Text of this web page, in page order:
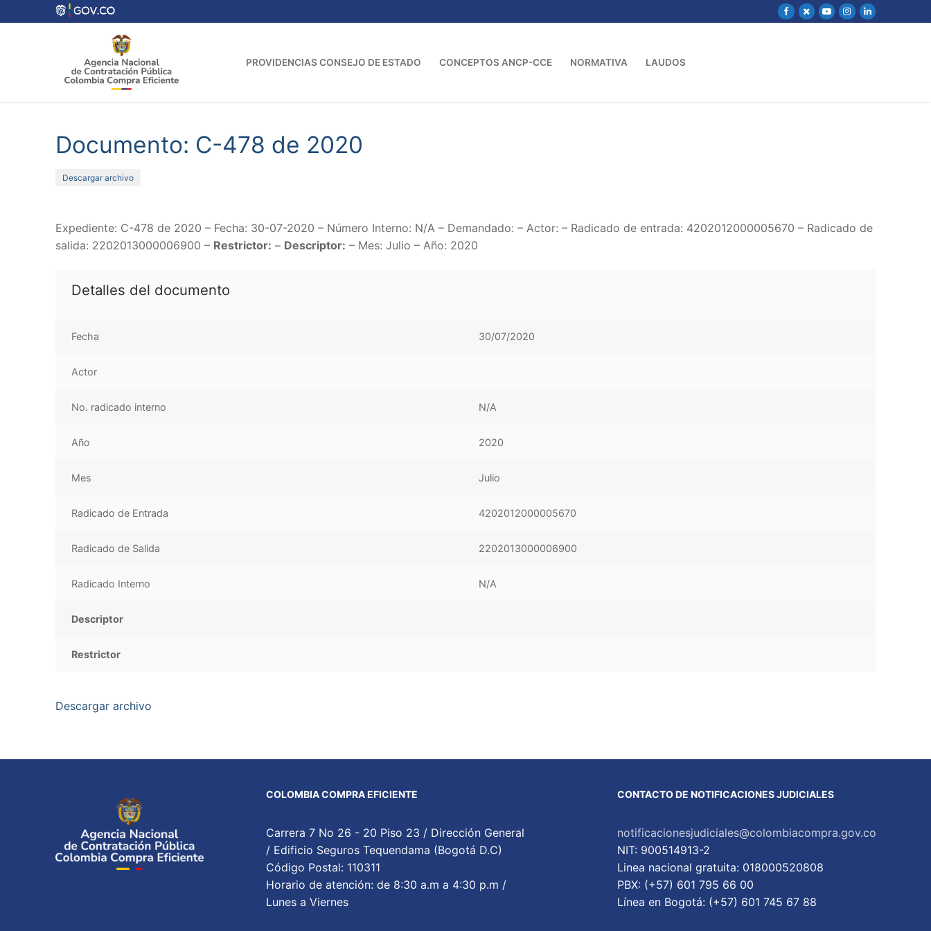
al
PROVIDENCIAS CONSEJO DE ESTADO CONCEPTOS ANCP-CCE NORMATIVA LAUDOS
Documento: C-478 de 2020
Descargar archivo
Expediente: C-478 de 2020 – Fecha: 30-07-2020 – Número Interno: N/A – Demandado: – Actor: – Radicado de entrada: 4202012000005670 – Radicado de
salida: 2202013000006900 – Restrictor: – Descriptor: – Mes: Julio – Año: 2020
Detalles del documento
Fecha 30/07/2020
Actor
No. radicado interno N/A
Año 2020
Mes Julio
Radicado de Entrada 4202012000005670
Radicado de Salida 2202013000006900
Radicado Interno N/A
Descriptor
Restrictor
Descargar archivo
COLOMBIA COMPRA EFICIENTE
Carrera 7 No 26 - 20 Piso 23 / Dirección General
/ Edificio Seguros Tequendama (Bogotá D.C)
Código Postal: 110311
Horario de atención: de 8:30 a.m a 4:30 p.m /
Lunes a Viernes
CONTACTO DE NOTIFICACIONES JUDICIALES
notificacionesjudiciales@colombiacompra.gov.co
NIT: 900514913-2
Linea nacional gratuita: 018000520808
PBX: (+57) 601 795 66 00
Lí­nea en Bogotá: (+57) 601 745 67 88